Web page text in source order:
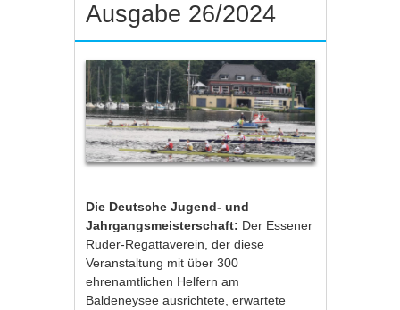
Ausgabe 26/2024
Die Deutsche Jugend- und
Jahrgangsmeisterschaft: Der Essener
Ruder-Regattaverein, der diese
Veranstaltung mit über 300
ehrenamtlichen Helfern am
Baldeneysee ausrichtete, erwartete